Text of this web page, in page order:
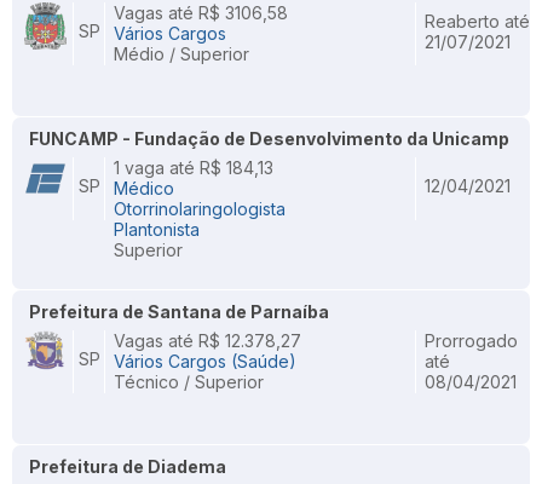
SP
Vagas até R$ 3106,58
Vários Cargos
Médio / Superior
Reaberto até
21/07/2021
FUNCAMP - Fundação de Desenvolvimento da Unicamp
SP
1 vaga até R$ 184,13
Médico
Otorrinolaringologista
Plantonista
Superior
12/04/2021
Prefeitura de Santana de Parnaíba
SP
Vagas até R$ 12.378,27
Vários Cargos (Saúde)
Técnico / Superior
Prorrogado
até
08/04/2021
Prefeitura de Diadema